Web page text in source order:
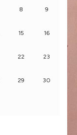
8 9
15 16
22 23
29 30